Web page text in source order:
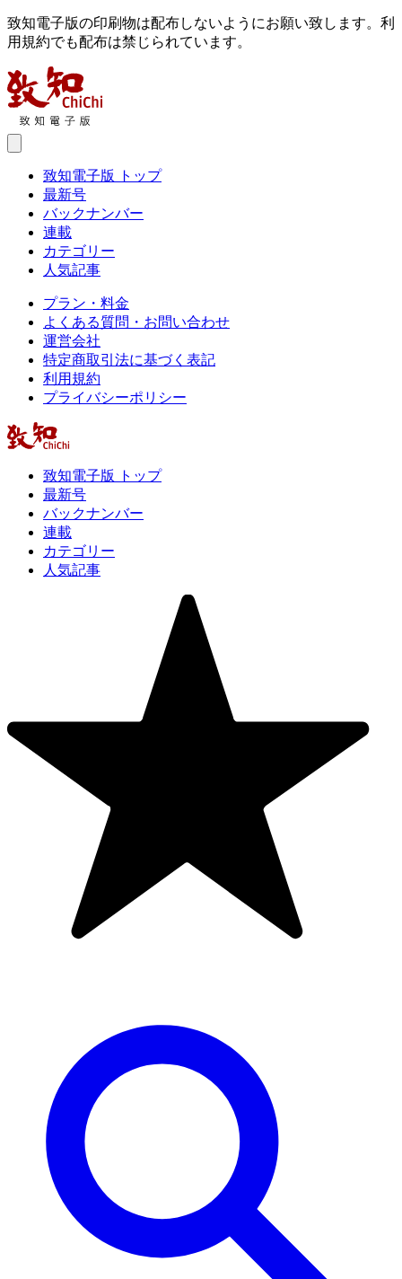
致知電子版の印刷物は配布しないようにお願い致します。利
用規約でも配布は禁じられています。
致知電子版 トップ
最新号
バックナンバー
連載
カテゴリー
人気記事
プラン・料金
よくある質問・お問い合わせ
運営会社
特定商取引法に基づく表記
利用規約
プライバシーポリシー
致知電子版 トップ
最新号
バックナンバー
連載
カテゴリー
人気記事